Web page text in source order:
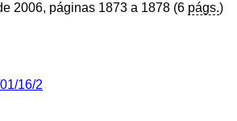
2006, páginas 1873 a 1878 (6 págs.)
16/2